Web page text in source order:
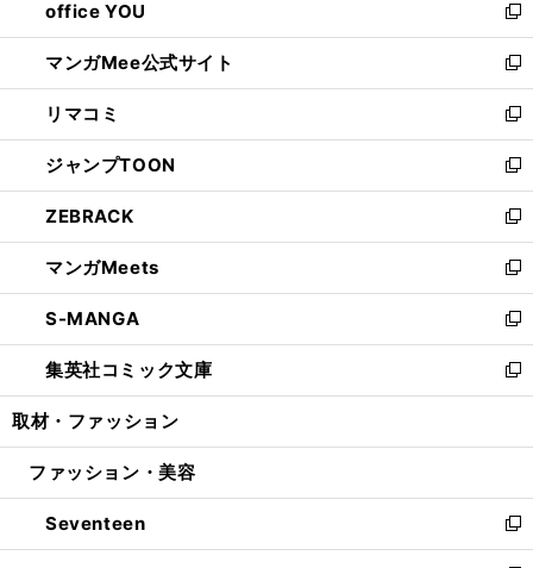
く
で
開
く
ィ
ン
ド
ウ
で
開
く
い
ウ
ィ
ン
ド
ウ
で
開
く
office YOU
新
し
い
ウ
ィ
ン
ド
ウ
で
開
く
マンガMee公式サイト
新
し
い
ウ
ィ
ン
ド
ウ
で
開
く
リマコミ
新
し
い
ウ
ィ
ン
ド
ウ
で
開
く
ジャンプTOON
新
し
い
ウ
ィ
ン
ド
ウ
で
開
ZEBRACK
新
し
い
ウ
ィ
ン
ド
ウ
開
マンガMeets
新
し
い
ウ
ィ
ン
ウ
開
く
S-MANGA
新
し
い
ウ
ン
ウ
で
開
集英社コミック文庫
新
し
ウ
ン
ド
ウ
取材・ファッション
ファッション・美容
Seventeen
新
し